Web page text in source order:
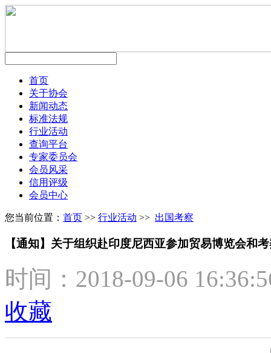
首页
关于协会
新闻动态
标准法规
行业活动
查询平台
专家委员会
会员风采
信用评级
会员中心
您当前位置： 首页 >> 行业活动 >> 出国考察
【通知】关于组织赴印度尼西亚参加贸易博览会和
时间：2018-09-06
收藏